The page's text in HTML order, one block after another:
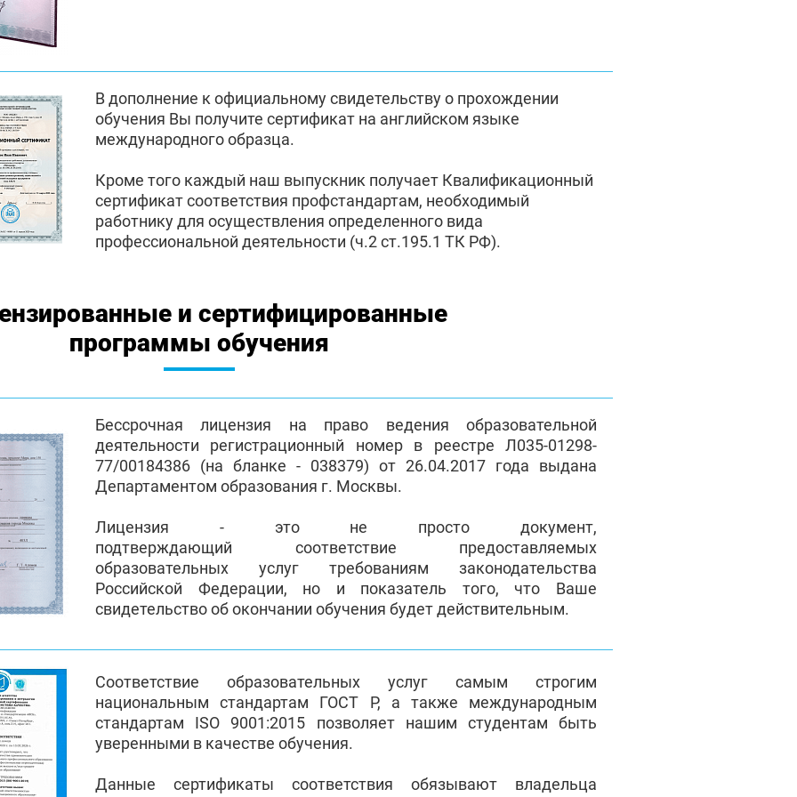
В дополнение к официальному свидетельству о прохождении
обучения Вы получите сертификат на английском языке
международного образца.
Кроме того каждый наш выпускник получает Квалификационный
сертификат соответствия профстандартам, необходимый
работнику для осуществления определенного вида
профессиональной деятельности (ч.2 ст.195.1 ТК РФ).
и сертифицированные
программы обучения
Бессрочная лицензия на право ведения образовательной
деятельности регистрационный номер в реестре Л035-01298-
77/00184386 (на бланке - 038379) от 26.04.2017 года выдана
Департаментом образования г. Москвы.
Лицензия - это не просто документ,
подтверждающий соответствие предоставляемых
образовательных услуг требованиям законодательства
Российской Федерации, но и показатель того, что Ваше
свидетельство об окончании обучения будет действительным.
Соответствие образовательных услуг самым строгим
национальным стандартам ГОСТ Р, а также международным
стандартам ISO 9001:2015 позволяет нашим студентам быть
уверенными в качестве обучения.
Данные сертификаты соответствия обязывают владельца